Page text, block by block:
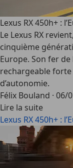
Lexus RX 450h+ :
Le Lexus RX
cinquième
Europe. Son fer
rechargeable forte
d’autonomie.
Félix Bouland · 06/
Lire la suite
Lexus RX 450h+ :